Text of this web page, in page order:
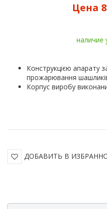
Цена
наличие
Конструкцією апарату
прожарювання
Корпус виробу
ДОБАВИТЬ В